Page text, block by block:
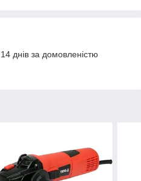
днів за домовленістю